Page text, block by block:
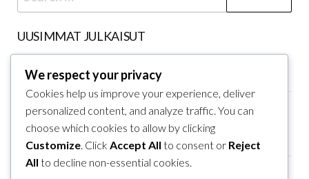
for:
UUSIMMAT JULKAISUT
Dragon City Päivittäiset Ilmaiset: Päivittäiset
haasteet, Keräiltävät palkinnot, Erityiset esineet
Dragon City Labyrinttitapahtuman Palkinnot:
Tapahtumavaluutta, Eksklusiiviset esineet,
Keräiltävät lohikäärmeet
Dragon City Labyrinttitapahtuman Palkinnot:
We respect your privacy
Cookies help us improve your experience, deliver
personalized content, and analyze traffic. You can
choose which cookies to allow by clicking
Customize. Click Accept All to consent or Reject
All to decline non-essential cookies.